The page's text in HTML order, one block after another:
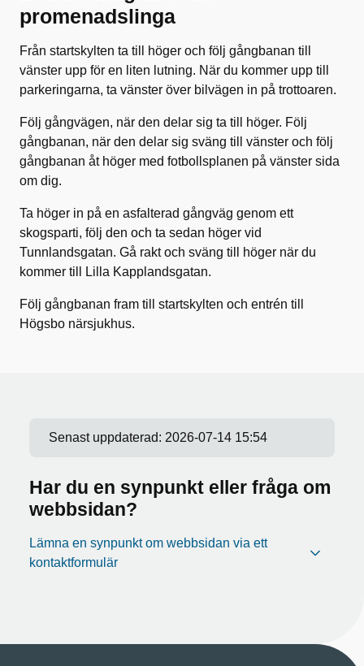
promenadslinga
Från startskylten ta till höger och följ gångbanan till
vänster upp för en liten lutning. När du kommer upp till
parkeringarna, ta vänster över bilvägen in på trottoaren.
Följ gångvägen, när den delar sig ta till höger. Följ
gångbanan, när den delar sig sväng till vänster och följ
gångbanan åt höger med fotbollsplanen på vänster sida
om dig.
Ta höger in på en asfalterad gångväg genom ett
skogsparti, föl j den och ta sedan höger vid
Tunnlandsgatan. Gå rakt och sväng till höger när du
kommer till Lilla Kapplandsgatan.
Följ gångbanan fram till startskylten och entrén till
Högsbo närsjukhus.
Senast uppdaterad: 2026-07-14 15:54
Har du en synpunkt eller fråga om
webbsidan?
Lämna en synpunkt om webbsidan via ett
kontaktformulär